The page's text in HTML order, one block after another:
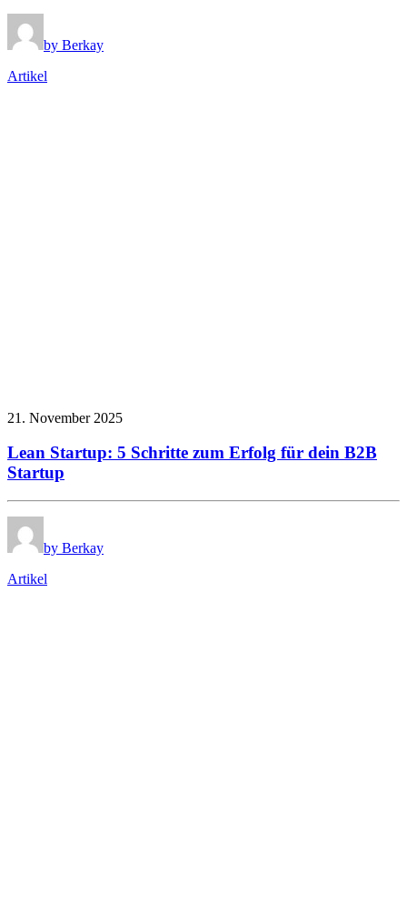
by Berkay
Artikel
21. November 2025
Lean Startup: 5 Schritte zum Erfolg für dein B2B
Startup
by Berkay
Artikel